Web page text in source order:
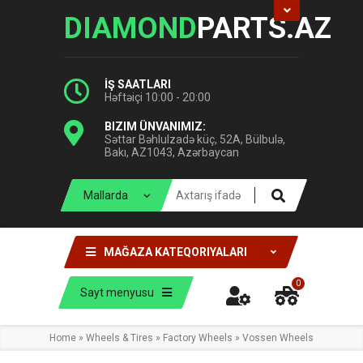
DIAMONDPARTS.AZ
İŞ SAATLARI
Həftəiçi 10:00 - 20:00
BIZIM ÜNVANIMIZ:
Səttar Bəhlulzadə küç, 52A, Bülbulə,
Bakı, AZ1043, Azərbaycan
MAĞAZA KATEQORIYALARI
Sayt menyusu
0
Home » Wheels & Tires » Factory Wheels » Vossen Wheels